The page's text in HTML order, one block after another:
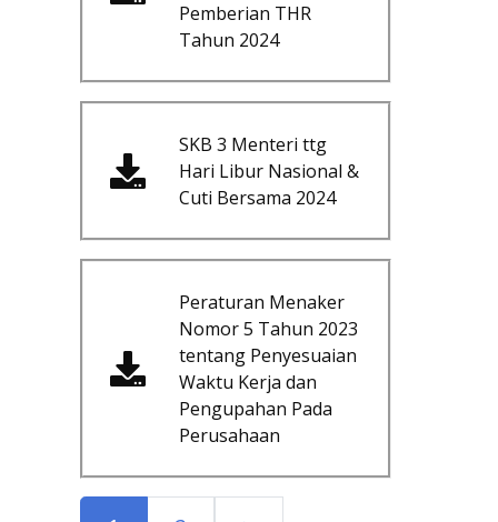
Pemberian THR
Tahun 2024
SKB 3 Menteri ttg
Hari Libur Nasional &
Cuti Bersama 2024
Peraturan Menaker
Nomor 5 Tahun 2023
tentang Penyesuaian
Waktu Kerja dan
Pengupahan Pada
Perusahaan